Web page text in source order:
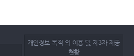
개인정보 목적 외 이용 및 제3자 제공
현황